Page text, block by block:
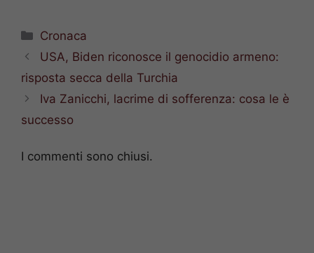
Categorie
Cronaca
USA, Biden riconosce il genocidio armeno:
risposta secca della Turchia
Iva Zanicchi, lacrime di sofferenza: cosa le è
successo
I commenti sono chiusi.